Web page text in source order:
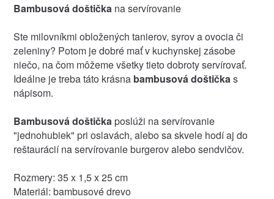
Bambusová doštička na servírovanie
Ste milovníkmi obložených tanierov, syrov a ovocia či
zeleniny? Potom je dobré mať v kuchynskej zásobe
niečo, na čom môžeme všetky tieto dobroty servírovať.
Ideálne je treba táto krásna bambusová doštička s
nápisom.
Bambusová doštička poslúži na servírovanie
"jednohubiek" pri oslavách, alebo sa skvele hodí aj do
reštaurácií na servírovanie burgerov alebo sendvičov.
Rozmery: 35 x 1,5 x 25 cm
Materiál: bambusové drevo